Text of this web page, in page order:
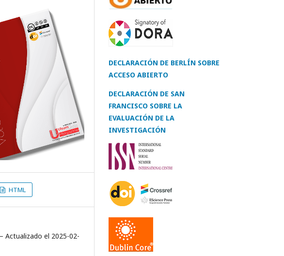
HTML
Actualizado el 2025-02-
DECLARACIÓN DE BERLÍN SOBRE
ACCESO ABIERTO
DECLARACIÓN DE SAN
FRANCISCO SOBRE LA
EVALUACIÓN DE LA
INVESTIGACIÓN